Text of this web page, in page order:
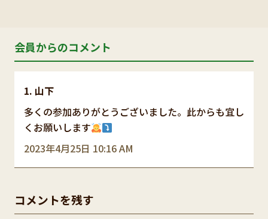
会員からのコメント
山下
2023年4月25日 10:16 AM
多くの参加ありがとうございました。此からも宜し
くお願いします
コメントを残す